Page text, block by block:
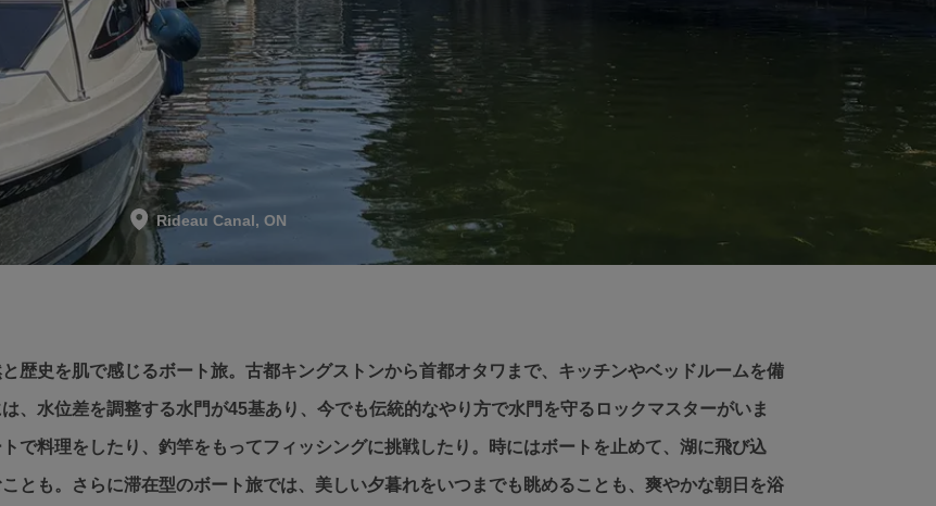
Rideau Canal, ON
歴史を肌で感じるボート旅。古都キングストンから首都オタワまで、キッチンやベッドルームを備
、水位差を調整する水門が45基あり、今でも伝統的なやり方で水門を守るロックマスターがいま
で料理をしたり、釣竿をもってフィッシングに挑戦したり。時にはボートを止めて、湖に飛び込
とも。さらに滞在型のボート旅では、美しい夕暮れをいつまでも眺めることも、爽やかな朝日を浴